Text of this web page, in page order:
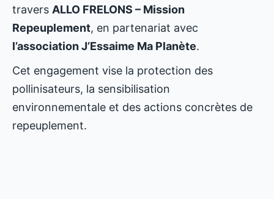
travers ALLO FRELONS – Mission
Repeuplement, en partenariat avec
l’association J’Essaime Ma Planète.
Cet engagement vise la protection des
pollinisateurs, la sensibilisation
environnementale et des actions concrètes de
repeuplement.